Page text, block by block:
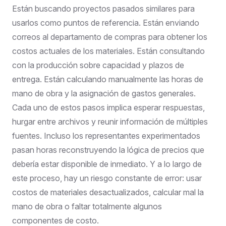
Están buscando proyectos pasados similares para
usarlos como puntos de referencia. Están enviando
correos al departamento de compras para obtener los
costos actuales de los materiales. Están consultando
con la producción sobre capacidad y plazos de
entrega. Están calculando manualmente las horas de
mano de obra y la asignación de gastos generales.
Cada uno de estos pasos implica esperar respuestas,
hurgar entre archivos y reunir información de múltiples
fuentes. Incluso los representantes experimentados
pasan horas reconstruyendo la lógica de precios que
debería estar disponible de inmediato. Y a lo largo de
este proceso, hay un riesgo constante de error: usar
costos de materiales desactualizados, calcular mal la
mano de obra o faltar totalmente algunos
componentes de costo.